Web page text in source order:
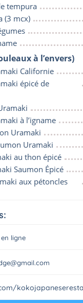
tempura
(3 mcx)
à l’envers)
Californie
épicé de
à l’igname
Uramaki
Uramaki
au thon épicé
Saumon Épicé
aux pétoncles
ligne